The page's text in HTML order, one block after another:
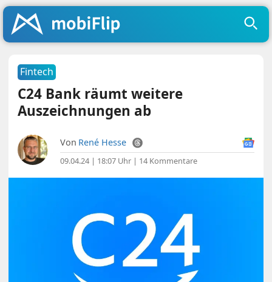
Fintech
C24 Bank räumt weitere
Auszeichnungen ab
Von René Hesse
09.04.24 | 18:07 Uhr | 14 Kommentare